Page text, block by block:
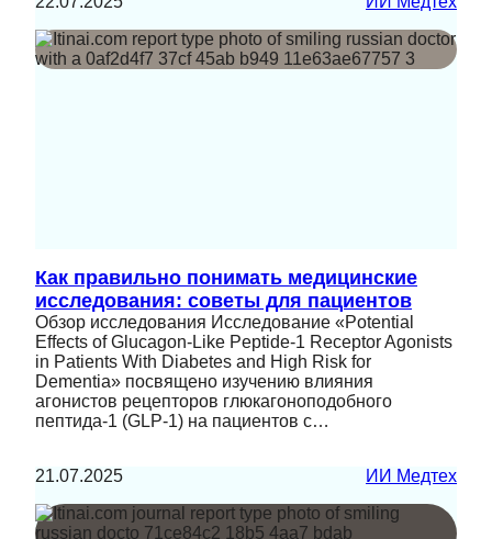
Как правильно понимать медицинские
исследования: советы для пациентов
Обзор исследования Исследование «Potential
Effects of Glucagon-Like Peptide-1 Receptor Agonists
in Patients With Diabetes and High Risk for
Dementia» посвящено изучению влияния
агонистов рецепторов глюкагоноподобного
пептида-1 (GLP-1) на пациентов с…
21.07.2025 ИИ Медтех